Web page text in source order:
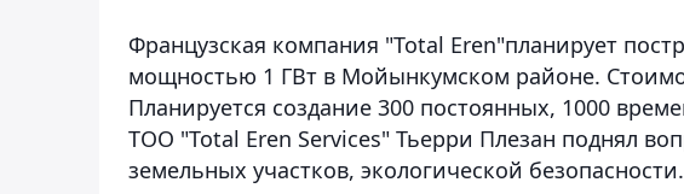
Французская компания "Total Eren"планирует
мощностью 1 ГВт в Мойынкумском районе.
Планируется создание 300 постоянных, 1000
ТОО "Total Eren Services" Тьерри Плезан поднял
земельных участков, экологической безопасности.